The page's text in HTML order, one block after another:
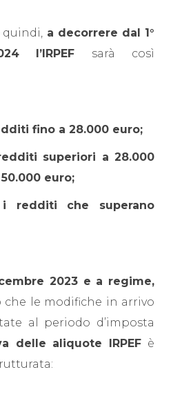
quindi, a decorrere dal 1°
l’IRPEF sarà così
fino a 28.000 euro;
superiori a 28.000
euro;
redditi che superano
2023 e a regime,
le modifiche in arrivo
al periodo d’imposta
delle aliquote IRPEF è